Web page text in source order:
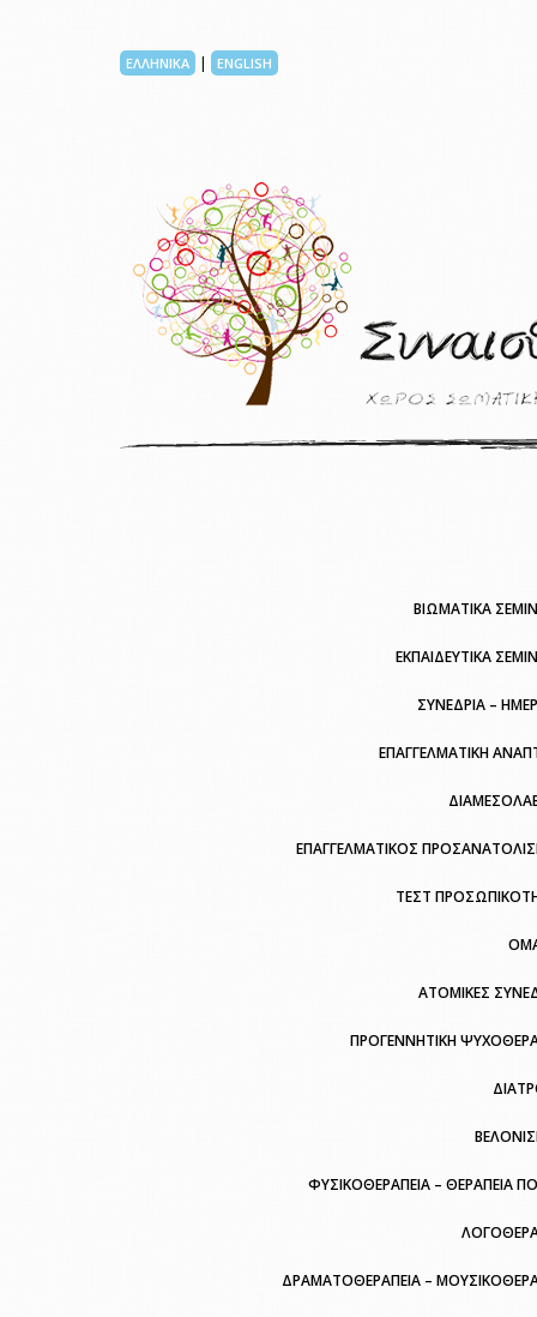
ΕΛΛΗΝΙΚΑ | ENGLISH
ΒΙΩΜΑΤΙΚΑ
ΕΚΠΑΙΔΕΥΤΙΚΑ
ΣΥΝΕΔΡΙΑ –
ΕΠΑΓΓΕΛΜΑΤΙΚΗ
ΕΠΑΓΓΕΛΜΑΤΙΚΟΣ
ΤΕΣΤ
ΑΤΟΜΙΚΕΣ
ΠΡΟΓΕΝΝΗΤΙΚΗ
ΦΥΣΙΚΟΘΕΡΑΠΕΙΑ – ΘΕΡΑΠΕΙΑ
ΔΡΑΜΑΤΟΘΕΡΑΠΕΙΑ –